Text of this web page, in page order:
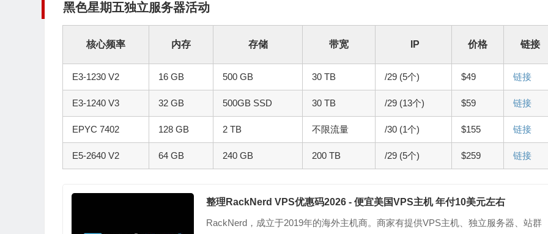
黑色星期五独立服务器活动
核心频率 内存 存储 带宽 IP 价格 链接
E3-1230 V2 16 GB 500 GB 30 TB /29 (5个) $49 链接
E3-1240 V3 32 GB 500GB SSD 30 TB /29 (13个) $59 链接
EPYC 7402 128 GB 2 TB 不限流量 /30 (1个) $155 链接
E5-2640 V2 64 GB 240 GB 200 TB /29 (5个) $259 链接
整理RackNerd VPS优惠码2026 - 便宜美国VPS主机 年付10美元左右
RackNerd，成立于2019年的海外主机商。商家有提供VPS主机、独立服务器、站群